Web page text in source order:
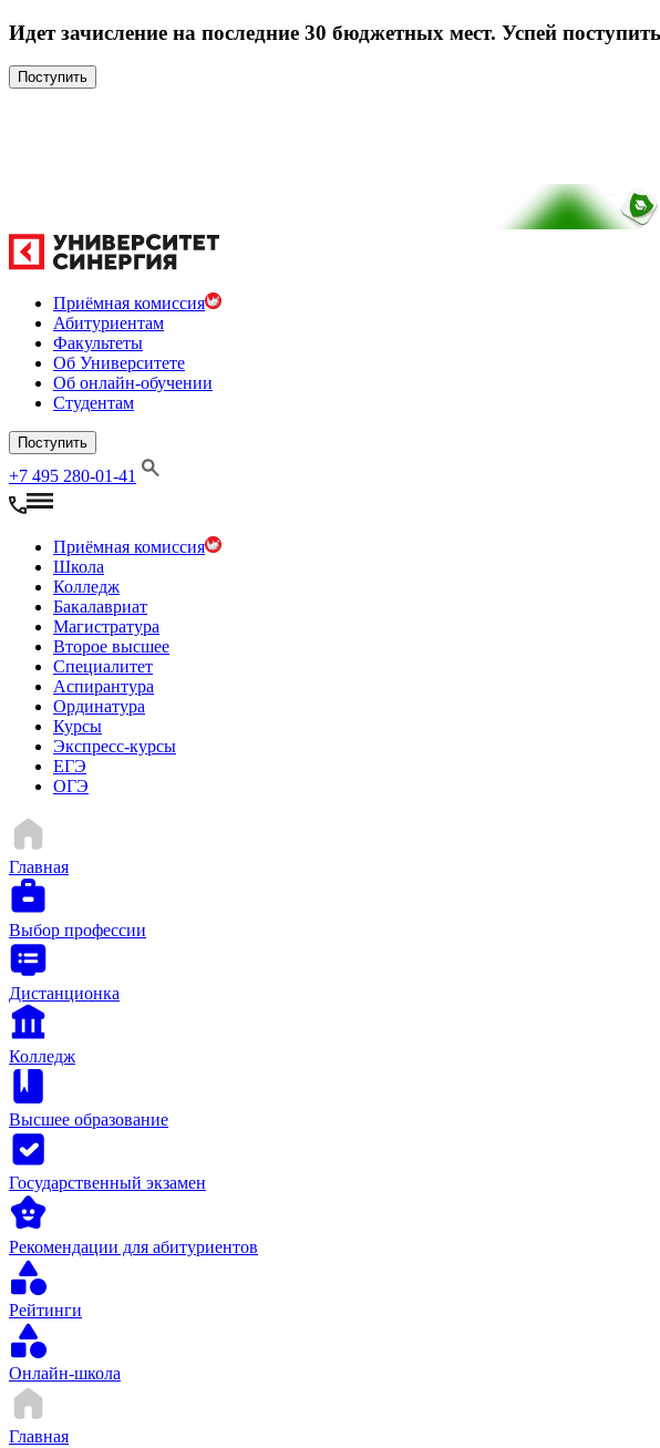
Идет зачисление на последние 30 бюджетных мест. Успей
Поступить
Приёмная комиссия
Абитуриентам
Факультеты
Об Университете
Об онлайн-обучении
Студентам
Поступить
+7 495 280-01-41
Приёмная комиссия
Школа
Колледж
Бакалавриат
Магистратура
Второе высшее
Специалитет
Аспирантура
Ординатура
Курсы
Экспресс-курсы
ЕГЭ
ОГЭ
Главная
Выбор профессии
Дистанционка
Колледж
Высшее образование
Государственный экзамен
Рекомендации для абитуриентов
Рейтинги
Онлайн-школа
Главная